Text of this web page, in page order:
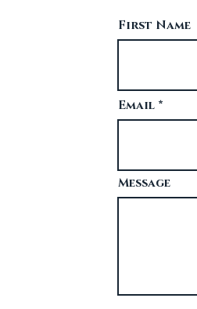
First Name
Email
Message